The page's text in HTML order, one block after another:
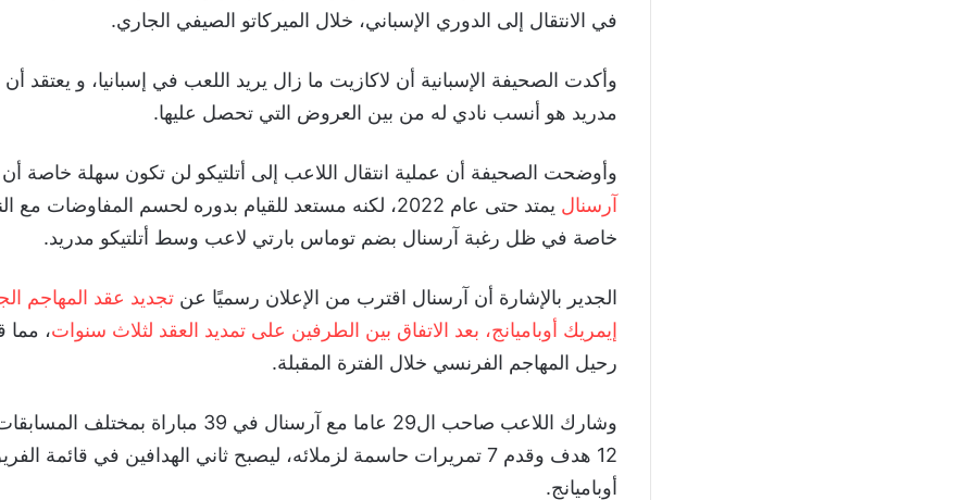
في الانتقال إلى الدوري الإسباني، خلال الميركاتو الصيفي الجاري.
وأكدت الصحيفة الإسبانية أن لاكازيت ما زال يريد اللعب في إسبانيا، و يعتقد أن
مدريد هو أنسب نادي له من بين العروض التي تحصل عليها.
وأوضحت الصحيفة أن عملية انتقال اللاعب إلى أتلتيكو لن تكون سهلة خاصة
آرسنال
يمتد حتى عام 2022، لكنه مستعد للقيام بدوره لحسم المفاوضات مع
خاصة في ظل رغبة آرسنال بضم توماس بارتي لاعب وسط أتلتيكو مدريد.
الجدير بالإشارة أن آرسنال اقترب من الإعلان رسميًا عن تجديد عقد المهاجم
إيمريك أوباميانج، بعد الاتفاق بين الطرفين على تمديد العقد لثلاث سنوات،
رحيل المهاجم الفرنسي خلال الفترة المقبلة.
وشارك اللاعب صاحب ال29 عاما مع آرسنال في 39
12 هدف وقدم 7 تمريرات حاسمة لزملائه، ليصبح ثاني الهدافين في قائمة
أوباميانج.